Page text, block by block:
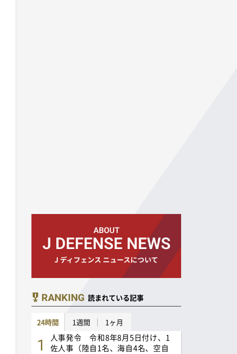
RANKING 読まれている記事
24時間 1週間 1ヶ月
人事発令 令和8年8月5日付け、1
佐人事（陸自1名、海自4名、空自